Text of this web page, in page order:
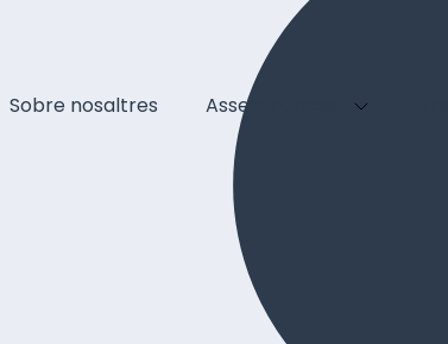
Sobre nosaltres Assegurances